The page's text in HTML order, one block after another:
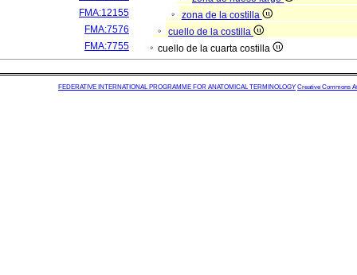
FMA:12155
zona de la costilla
FMA:7576
cuello de la costilla
FMA:7755
cuello de la cuarta costilla
FEDERATIVE INTERNATIONAL PROGRAMME FOR ANATOMICAL TERMINOLOGY Creative Commons